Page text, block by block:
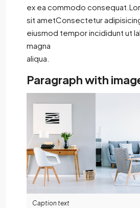
ex ea commodo
sit ametConsectetur
eiusmod tempor incididunt ut
magna
aliqua.
Paragraph with
Caption text